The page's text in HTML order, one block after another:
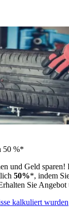
50 %*
und Geld sparen!
50%*, indem
Sie Angebot
kalkuliert wurden